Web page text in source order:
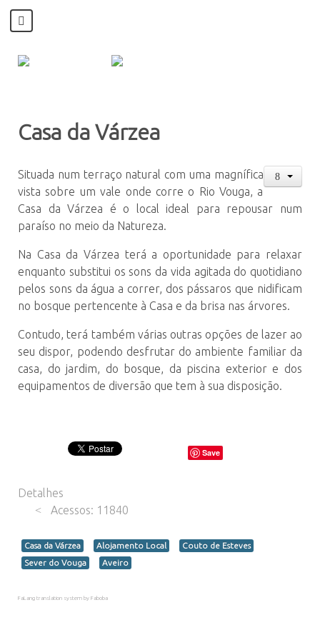
Casa da Várzea
Situada num terraço natural com uma magnífica
vista sobre um vale onde corre o Rio Vouga, a
Casa da Várzea é o local ideal para repousar num
paraíso no meio da Natureza.
Na Casa da Várzea terá a oportunidade para relaxar
enquanto substitui os sons da vida agitada do quotidiano
pelos sons da água a correr, dos pássaros que nidificam
no bosque pertencente à Casa e da brisa nas árvores.
Contudo, terá também várias outras opções de lazer ao
seu dispor, podendo desfrutar do ambiente familiar da
casa, do jardim, do bosque, da piscina exterior e dos
equipamentos de diversão que tem à sua disposição.
Save
Detalhes
Acessos: 11840
Casa da Várzea Alojamento Local
Couto de Esteves
Sever do Vouga
Aveiro
FaLang translation system by Faboba